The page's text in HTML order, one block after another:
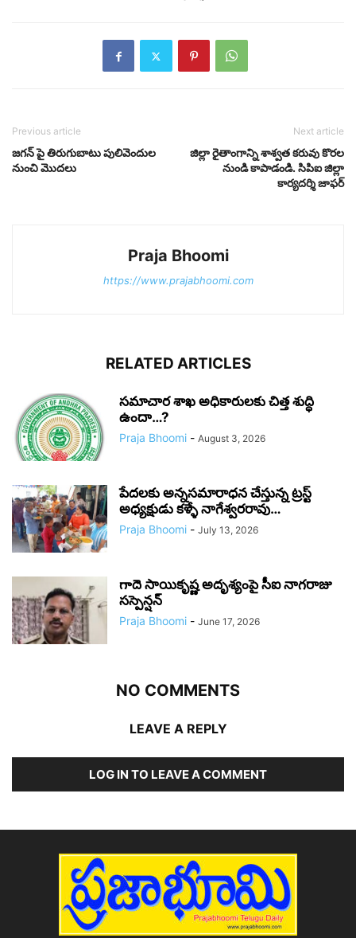
Previous article
జగన్ పై తిరుగుబాటు పులివెందుల
నుంచి మొదలు
Next article
జిల్లా రైతాంగాన్ని శాశ్వత కరువు కొరల
నుండి కాపాడండి. సిపిఐ జిల్లా
కార్యదర్శి జాఫర్
Praja Bhoomi
https://www.prajabhoomi.com
RELATED ARTICLES
సమాచార శాఖ అధికారులకు చిత్త శుద్ధి
ఉందా…?
Praja Bhoomi - August 3, 2026
పేదలకు అన్నసమారాధన చేస్తున్న ట్రస్ట్
అధ్యక్షుడు కళ్ళే నాగేశ్వరరావు…
Praja Bhoomi - July 13, 2026
గాదె సాయికృష్ణ అదృశ్యంపై సీఐ నాగరాజు
సస్పెన్షన్
Praja Bhoomi - June 17, 2026
NO COMMENTS
LEAVE A REPLY
LOG IN TO LEAVE A COMMENT